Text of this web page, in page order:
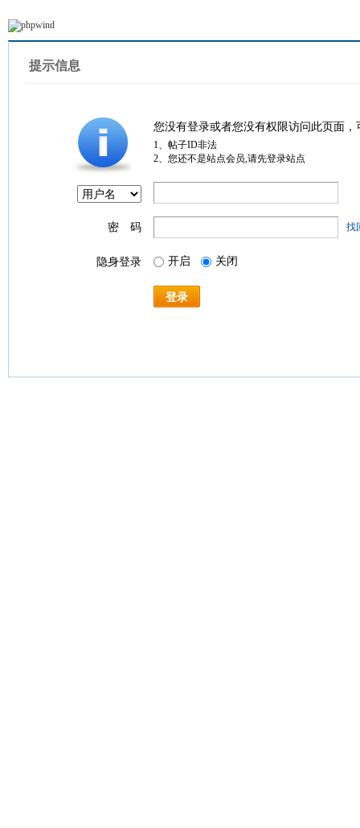
提示信息
您没有登录或者您没有权限访问此页面
1、帖子ID非法
2、您还不是站点会员,请先登录站点
密 码 找
隐身登录 开启 关闭
登录